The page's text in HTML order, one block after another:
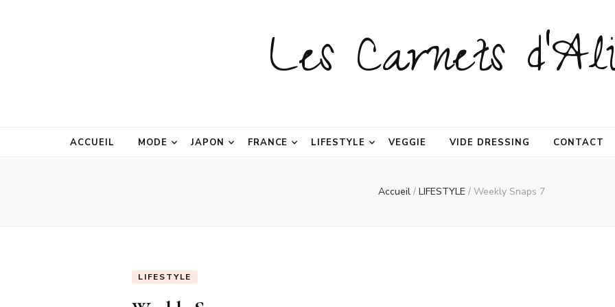
Les Carnets
ACCUEIL MODE JAPON FRANCE LIFESTYLE VEGGIE VIDE DRESSING CONTACT
Accueil / LIFESTYLE / Weekly Snaps 7
LIFESTYLE